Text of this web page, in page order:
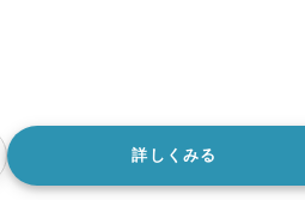
詳しくみる